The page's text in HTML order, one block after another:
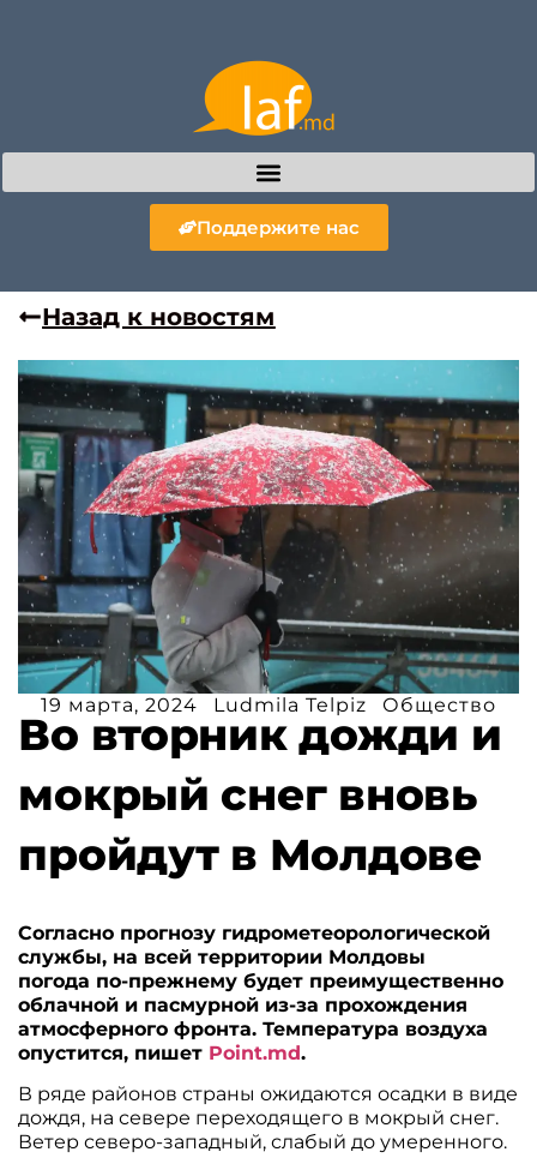
Поддержите нас
Назад к новостям
19 марта, 2024 Ludmila Telpiz Общество
Во вторник дожди и
мокрый снег вновь
пройдут в Молдове
Согласно прогнозу гидрометеорологической
службы, на всей территории Молдовы
погода по-прежнему будет преимущественно
облачной и пасмурной из-за прохождения
атмосферного фронта. Температура воздуха
опустится, пишет Point.md.
В ряде районов страны ожидаются осадки в виде
дождя, на севере переходящего в мокрый снег.
Ветер северо-западный, слабый до умеренного.